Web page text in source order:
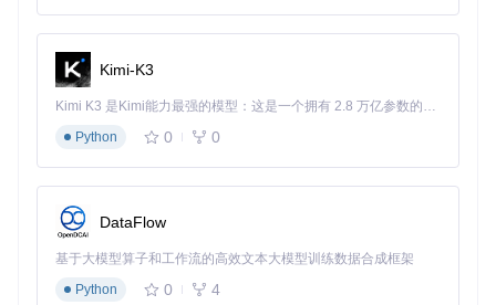
境中，浅色主题可以减少视觉疲劳；而在暗色环境或夜间开发
典型使用场景
Kimi-K3
Kimi K3 是Kimi能力最强的模型：这是一个拥有 2.8 万亿参数的混合专家（MoE）模型，具备原生视觉理解能力，并支持 100 万 token 的上下文窗口。
Python
0 0
DataFlow
基于大模型算子和工作流的高效文本大模型训练数据合成框架
Python
0 4